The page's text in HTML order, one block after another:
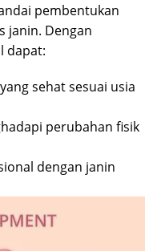
pembentukan
janin. Dengan
dapat:
sehat sesuai usia
perubahan fisik
dengan janin